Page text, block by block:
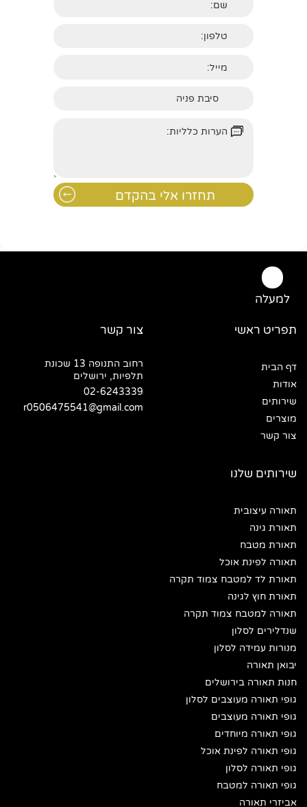
למעלה
תפריט ראשי
דף הבית
אודות
שירותים
מוצרים
צור קשר
שירותים שלנו
תאורה עיצובית
תאורת גינה
תאורת מטבח
תאורה לפינת אוכל
תאורת לד למטבח צמוד תקרה
תאורת חוץ לגינה
תאורה למטבח צמוד תקרה
שנדלירים לסלון
מנורות עמידה לסלון
יבואן תאורה
חנות תאורה בירושלים
גופי תאורה מעוצבים לסלון
גופי תאורה מעוצבים
גופי תאורה מיוחדים
גופי תאורה לפינת אוכל
גופי תאורה לסלון
גופי תאורה למטבח
אביזרי תאורה
צור קשר
רחוב התנופה 13 שכונת
תלפיות, ירושלים
02-6243339
r0506475541@gmail.com